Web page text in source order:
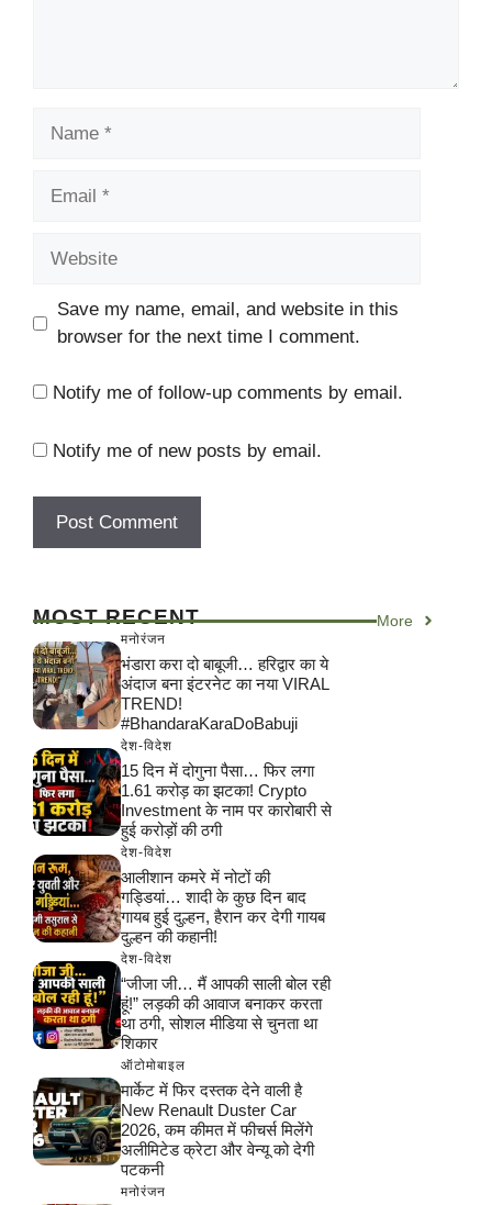
Save my name, email, and website in this
browser for the next time I comment.
Notify me of follow-up comments by email.
Notify me of new posts by email.
MOST RECENT More
मनोरंजन
भंडारा करा दो बाबूजी… हरिद्वार का ये
अंदाज बना इंटरनेट का नया VIRAL
TREND!
#BhandaraKaraDoBabuji
देश-विदेश
15 दिन में दोगुना पैसा… फिर लगा
1.61 करोड़ का झटका! Crypto
Investment के नाम पर कारोबारी से
हुई करोड़ों की ठगी
देश-विदेश
आलीशान कमरे में नोटों की
गड्डियां… शादी के कुछ दिन बाद
गायब हुई दुल्हन, हैरान कर देगी गायब
दुल्हन की कहानी!
देश-विदेश
“जीजा जी… मैं आपकी साली बोल रही
हूं!” लड़की की आवाज बनाकर करता
था ठगी, सोशल मीडिया से चुनता था
शिकार
ऑटोमोबाइल
मार्केट में फिर दस्तक देने वाली है
New Renault Duster Car
2026, कम कीमत में फीचर्स मिलेंगे
अलीमिटेड क्रेटा और वेन्यू को देगी
पटकनी
मनोरंजन